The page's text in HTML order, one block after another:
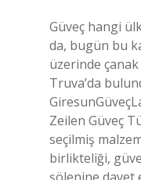
Güveç hangi
da, bugün bu
üzerinde
Truva’da
Zeilen Güveç
seçilmiş
birlikteliği,